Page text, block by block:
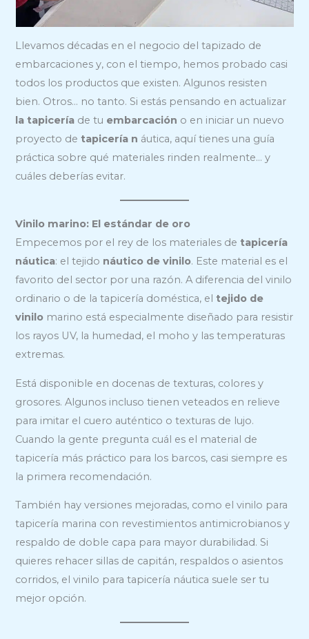
Llevamos décadas en el negocio del tapizado de
embarcaciones y, con el tiempo, hemos probado casi
todos los productos que existen. Algunos resisten
bien. Otros… no tanto. Si estás pensando en actualizar
la tapicería de tu embarcación o en iniciar un nuevo
proyecto detapicería n áutica, aquí tienes una guía
práctica sobre qué materiales rinden realmente… y
cuáles deberías evitar.
Vinilo marino: El estándar de oro
Empecemos por el rey de los materiales detapicería
náutica: el tejido náutico de vinilo. Este material es el
favorito del sector por una razón. A diferencia del vinilo
ordinario o de la tapicería doméstica, eltejido de
vinilo marino está especialmente diseñado para resistir
los rayos UV, la humedad, el moho y las temperaturas
extremas.
Está disponible en docenas de texturas, colores y
grosores. Algunos incluso tienen veteados en relieve
para imitar el cuero auténtico o texturas de lujo.
Cuando la gente pregunta cuál es el material de
tapicería más práctico para los barcos, casi siempre es
la primera recomendación.
También hay versiones mejoradas, como el vinilo para
tapicería marina con revestimientos antimicrobianos y
respaldo de doble capa para mayor durabilidad. Si
quieres rehacer sillas de capitán, respaldos o asientos
corridos, el vinilo para tapicería náutica suele ser tu
mejor opción.